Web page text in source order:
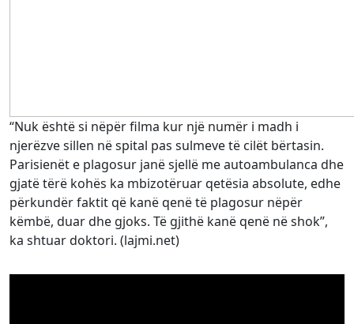
“Nuk është si nëpër filma kur një numër i madh i
njerëzve sillen në spital pas sulmeve të cilët bërtasin.
Parisienët e plagosur janë sjellë me autoambulanca dhe
gjatë tërë kohës ka mbizotëruar qetësia absolute, edhe
përkundër faktit që kanë qenë të plagosur nëpër
këmbë, duar dhe gjoks. Të gjithë kanë qenë në shok”,
ka shtuar doktori. (lajmi.net)